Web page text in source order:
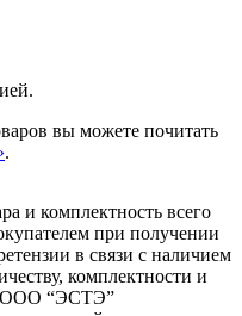
вы можете почитать
.
и комплектность всего
при получении
в связи с наличием
комплектности и
ООО “ЭСТЭ”